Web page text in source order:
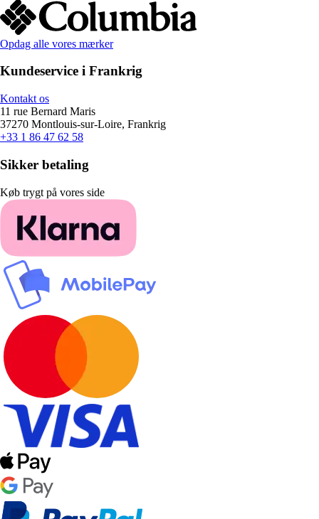
Opdag alle vores mærker
Kundeservice i Frankrig
Kontakt os
11 rue Bernard Maris
37270 Montlouis-sur-Loire, Frankrig
+33 1 86 47 62 58
Sikker betaling
Køb trygt på vores side